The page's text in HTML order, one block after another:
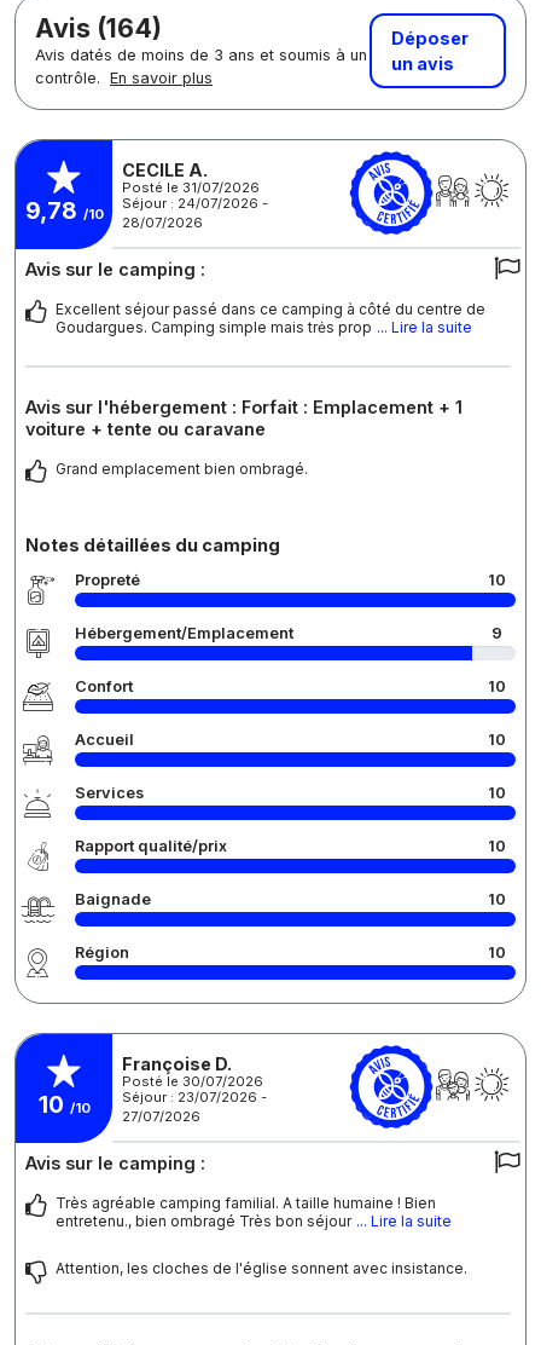
Avis (164)
Avis datés de moins de 3 ans et soumis à un
contrôle. En savoir plus
Déposer
un avis
9,78 /10
CECILE A.
Posté le 31/07/2026
Séjour : 24/07/2026 -
28/07/2026
Avis sur le camping :
Excellent séjour passé dans ce camping à côté du centre de
Goudargues. Camping simple mais trės prop ... Lire la suite
Avis sur l'hébergement : Forfait : Emplacement + 1
voiture + tente ou caravane
Grand emplacement bien ombragé.
Notes détaillées du camping
Propreté 10
Hébergement/Emplacement 9
Confort 10
Accueil 10
Services 10
Rapport qualité/prix 10
Baignade 10
Région 10
10 /10
Françoise D.
Posté le 30/07/2026
Séjour : 23/07/2026 -
27/07/2026
Avis sur le camping :
Très agréable camping familial. A taille humaine ! Bien
entretenu., bien ombragé Très bon séjour ... Lire la suite
Attention, les cloches de l'église sonnent avec insistance.